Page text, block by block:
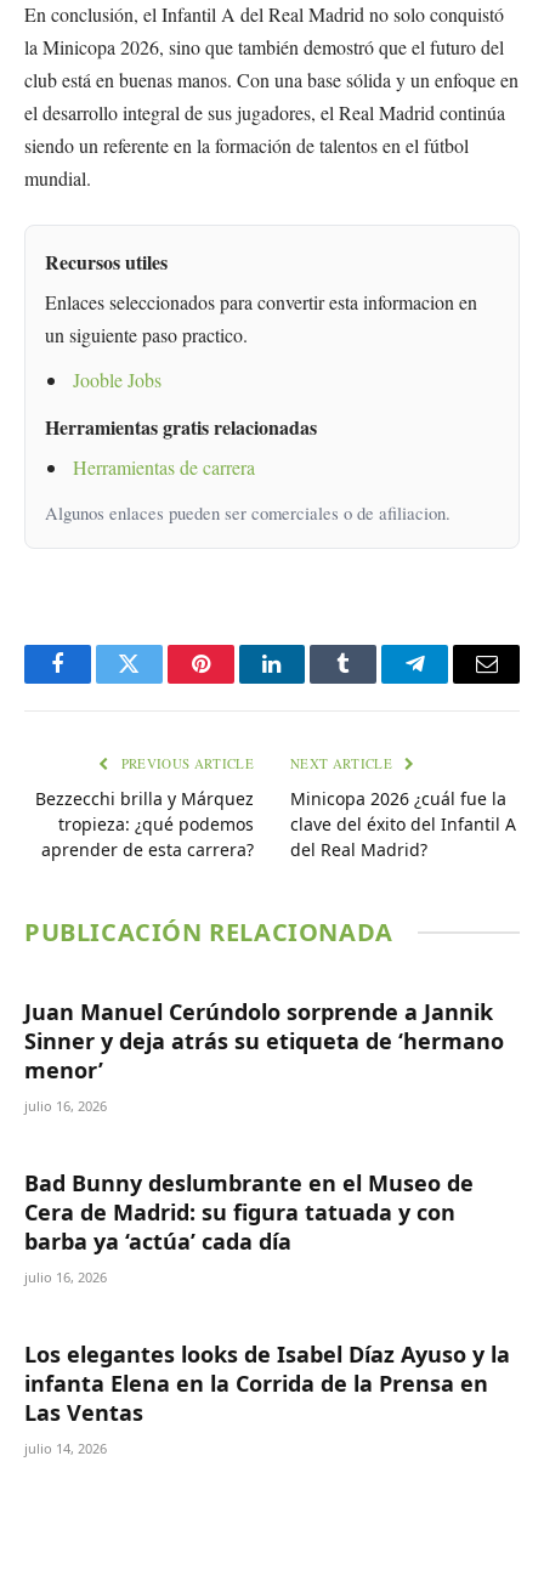
En conclusión, el Infantil A del Real Madrid no solo conquistó
la Minicopa 2026, sino que también demostró que el futuro del
club está en buenas manos. Con una base sólida y un enfoque en
el desarrollo integral de sus jugadores, el Real Madrid continúa
siendo un referente en la formación de talentos en el fútbol
mundial.
Recursos utiles
Enlaces seleccionados para convertir esta informacion en
un siguiente paso practico.
Jooble Jobs
Herramientas gratis relacionadas
Herramientas de carrera
Algunos enlaces pueden ser comerciales o de afiliacion.
FacebookTwitter PinterestLinkedInTumblr TelegramEmail
PREVIOUS ARTICLE
Bezzecchi brilla y Márquez
tropieza: ¿qué podemos
aprender de esta carrera?
NEXT ARTICLE
Minicopa 2026 ¿cuál fue la
clave del éxito del Infantil A
del Real Madrid?
PUBLICACIÓN RELACIONADA
Juan Manuel Cerúndolo sorprende a Jannik
Sinner y deja atrás su etiqueta de ‘hermano
menor’
julio 16, 2026
Bad Bunny deslumbrante en el Museo de
Cera de Madrid: su figura tatuada y con
barba ya ‘actúa’ cada día
julio 16, 2026
Los elegantes looks de Isabel Díaz Ayuso y la
infanta Elena en la Corrida de la Prensa en
Las Ventas
julio 14, 2026